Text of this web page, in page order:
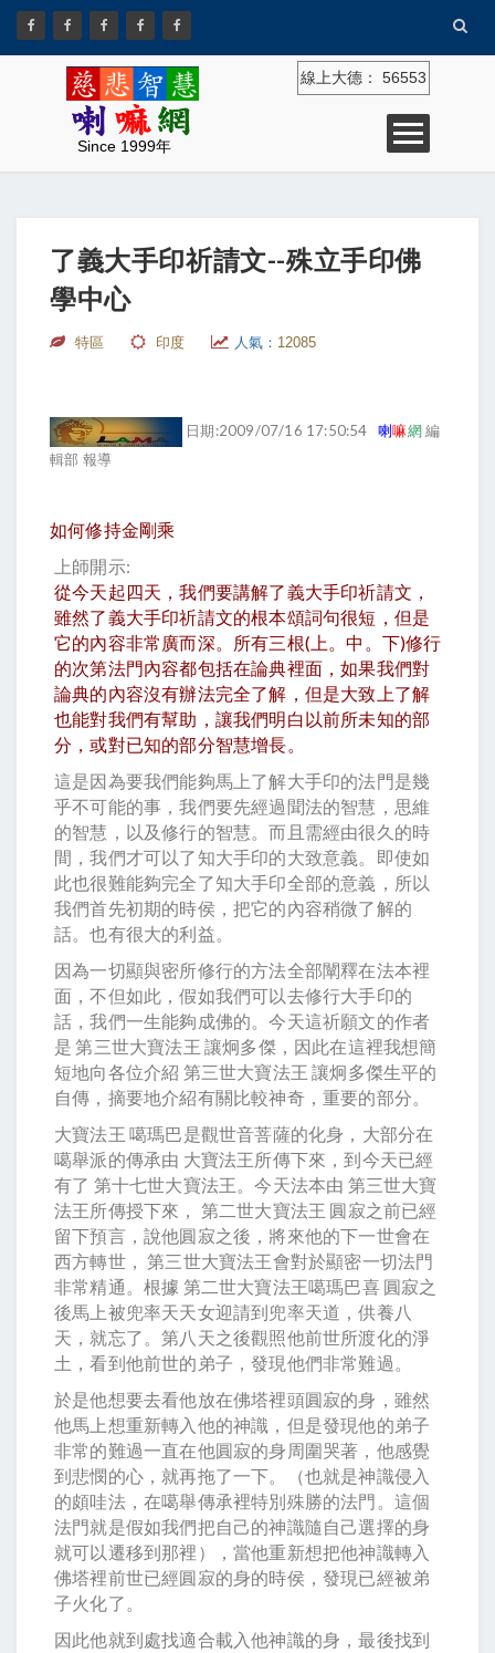
Since 1999年
線上大德： 56553
了義大手印祈請文--殊立手印佛
學中心
特區 印度 人氣： 12085
日期:2009/07/16 17:50:54喇嘛網編
輯部 報導
如何修持金剛乘
上師開示:
從今天起四天，我們要講解了義大手印祈請文，
雖然了義大手印祈請文的根本頌詞句很短，但是
它的內容非常廣而深。所有三根(上。中。下)修行
的次第法門內容都包括在論典裡面，如果我們對
論典的內容沒有辦法完全了解，但是大致上了解
也能對我們有幫助，讓我們明白以前所未知的部
分，或對已知的部分智慧增長。
這是因為要我們能夠馬上了解大手印的法門是幾
乎不可能的事，我們要先經過聞法的智慧，思維
的智慧，以及修行的智慧。而且需經由很久的時
間，我們才可以了知大手印的大致意義。即使如
此也很難能夠完全了知大手印全部的意義，所以
我們首先初期的時侯，把它的內容稍微了解的
話。也有很大的利益。
因為一切顯與密所修行的方法全部闡釋在法本裡
面，不但如此，假如我們可以去修行大手印的
話，我們一生能夠成佛的。今天這祈願文的作者
是 第三世大寶法王 讓炯多傑，因此在這裡我想簡
短地向各位介紹 第三世大寶法王 讓炯多傑生平的
自傳，摘要地介紹有關比較神奇，重要的部分。
大寶法王 噶瑪巴是觀世音菩薩的化身，大部分在
噶舉派的傳承由 大寶法王所傳下來，到今天已經
有了 第十七世大寶法王。今天法本由 第三世大寶
法王所傳授下來， 第二世大寶法王 圓寂之前已經
留下預言，說他圓寂之後，將來他的下一世會在
西方轉世， 第三世大寶法王會對於顯密一切法門
非常精通。根據 第二世大寶法王噶瑪巴喜 圓寂之
後馬上被兜率天天女迎請到兜率天道，供養八
天，就忘了。第八天之後觀照他前世所渡化的淨
土，看到他前世的弟子，發現他們非常難過。
於是他想要去看他放在佛塔裡頭圓寂的身，雖然
他馬上想重新轉入他的神識，但是發現他的弟子
非常的難過一直在他圓寂的身周圍哭著，他感覺
到悲憫的心，就再拖了一下。（也就是神識侵入
的頗哇法，在噶舉傳承裡特別殊勝的法門。這個
法門就是假如我們把自己的神識隨自己選擇的身
就可以遷移到那裡），當他重新想把他神識轉入
佛塔裡前世已經圓寂的身的時侯，發現已經被弟
子火化了。
因此他就到處找適合載入他神識的身，最後找到